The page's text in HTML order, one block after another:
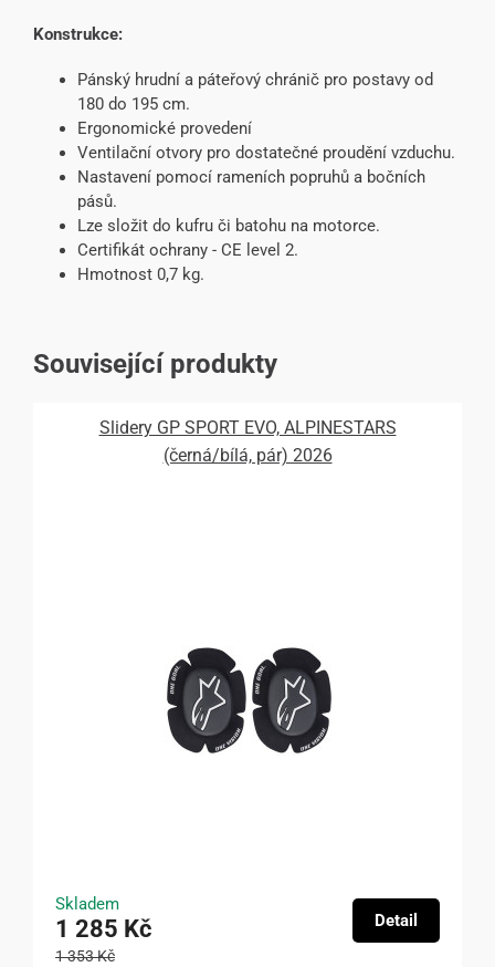
Konstrukce:
Pánský hrudní a páteřový chránič pro postavy od
180 do 195 cm.
Ergonomické provedení
Ventilační otvory pro dostatečné proudění vzduchu.
Nastavení pomocí rameních popruhů a bočních
pásů.
Lze složit do kufru či batohu na motorce.
Certifikát ochrany - CE level 2.
Hmotnost 0,7 kg.
Související produkty
Slidery GP SPORT EVO, ALPINESTARS
(černá/bílá, pár) 2026
Skladem
1 285 Kč
1 353 Kč
Detail